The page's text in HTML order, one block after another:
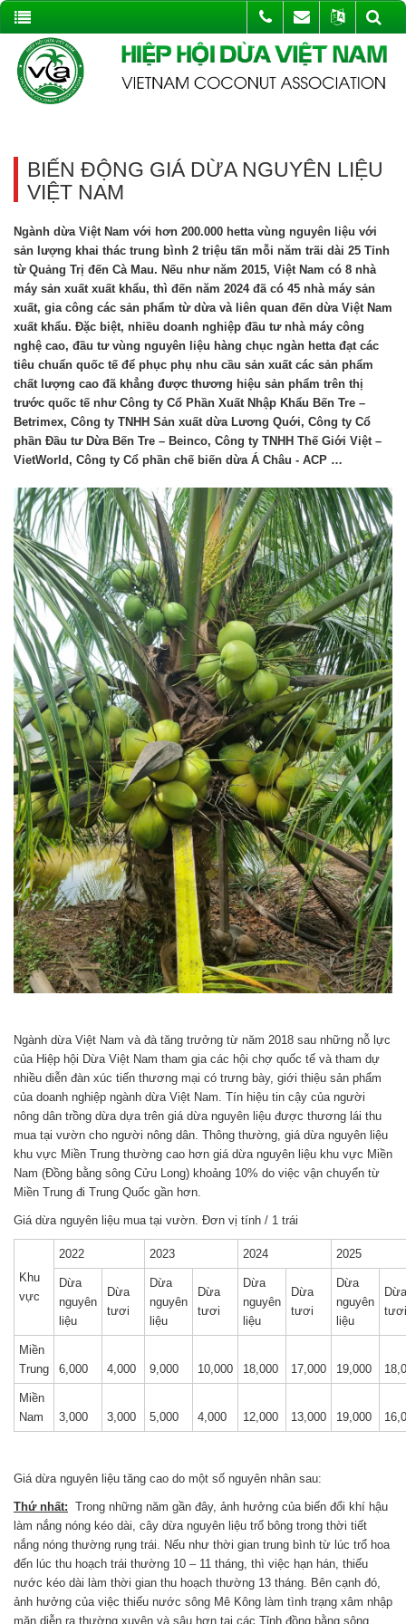
BIẾN ĐỘNG GIÁ DỪA NGUYÊN LIỆU
VIỆT NAM
Ngành dừa Việt Nam với hơn 200.000 hetta vùng nguyên liệu với
sản lượng khai thác trung bình 2 triệu tấn mỗi năm trãi dài 25 Tỉnh
từ Quảng Trị đến Cà Mau. Nếu như năm 2015, Việt Nam có 8 nhà
máy sản xuất xuất khẩu, thì đến năm 2024 đã có 45 nhà máy sản
xuất, gia công các sản phẩm từ dừa và liên quan đến dừa Việt Nam
xuất khẩu. Đặc biệt, nhiều doanh nghiệp đầu tư nhà máy công
nghệ cao, đầu tư vùng nguyên liệu hàng chục ngàn hetta đạt các
tiêu chuẩn quốc tế để phục phụ nhu cầu sản xuất các sản phẩm
chất lượng cao đã khẳng được thương hiệu sản phẩm trên thị
trước quốc tế như Công ty Cổ Phần Xuất Nhập Khẩu Bến Tre –
Betrimex, Công ty TNHH Sản xuất dừa Lương Quới, Công ty Cổ
phần Đầu tư Dừa Bến Tre – Beinco, Công ty TNHH Thế Giới Việt –
VietWorld, Công ty Cổ phần chế biến dừa Á Châu - ACP …
Ngành dừa Việt Nam và đà tăng trưởng từ năm 2018 sau những nỗ lực
của Hiệp hội Dừa Việt Nam tham gia các hội chợ quốc tế và tham dự
nhiều diễn đàn xúc tiến thương mại có trưng bày, giới thiệu sản phẩm
của doanh nghiệp ngành dừa Việt Nam. Tín hiệu tin cậy của người
nông dân trồng dừa dựa trên giá dừa nguyên liệu được thương lái thu
mua tại vườn cho người nông dân. Thông thường, giá dừa nguyên liệu
khu vực Miền Trung thường cao hơn giá dừa nguyên liệu khu vực Miền
Nam (Đồng bằng sông Cửu Long) khoảng 10% do việc vận chuyển từ
Miền Trung đi Trung Quốc gần hơn.
Giá dừa nguyên liệu mua tại vườn. Đơn vị tính / 1 trái
Khu
vực
2022 2023 2024 2025
Dừa
nguyên
liệu
Dừa
tươi
Dừa
nguyên
liệu
Dừa
tươi
Dừa
nguyên
liệu
Dừa
tươi
Dừa
nguyên
liệu
Dừa
tươi
Miền
Trung
6,000 4,000 9,000 10,000 18,000 17,000 19,000
Miền
Nam
3,000 3,000 5,000 4,000 12,000 13,000 19,000
Giá dừa nguyên liệu tăng cao do một số nguyên nhân sau:
Thứ nhất: Trong những năm gần đây, ảnh hưởng của biến đổi khí hậu
làm nắng nóng kéo dài, cây dừa nguyên liệu trổ bông trong thời tiết
nắng nóng thường rụng trái. Nếu như thời gian trung bình từ lúc trổ hoa
đến lúc thu hoạch trái thường 10 – 11 tháng, thì việc hạn hán, thiếu
nước kéo dài làm thời gian thu hoạch thường 13 tháng. Bên cạnh đó,
ảnh hưởng của việc thiếu nước sông Mê Kông làm tình trạng xâm nhập
mặn diễn ra thường xuyên và sâu hơn tại các Tỉnh đồng bằng sông